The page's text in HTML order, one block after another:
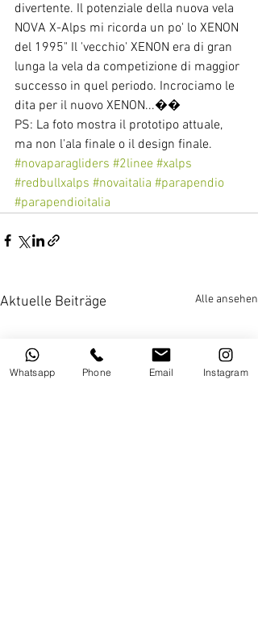
divertente. Il potenziale della nuova vela
NOVA X-Alps mi ricorda un po' lo XENON
del 1995" Il 'vecchio' XENON era di gran
lunga la vela da competizione di maggior
successo in quel periodo. Incrociamo le
dita per il nuovo XENON...��
PS: La foto mostra il prototipo attuale,
ma non l'ala finale o il design finale.
#novaparagliders #2linee #xalps
#redbullxalps #novaitalia #parapendio
#parapendioitalia
Aktuelle Beiträge Alle ansehen
Whatsapp Phone Email Instagram